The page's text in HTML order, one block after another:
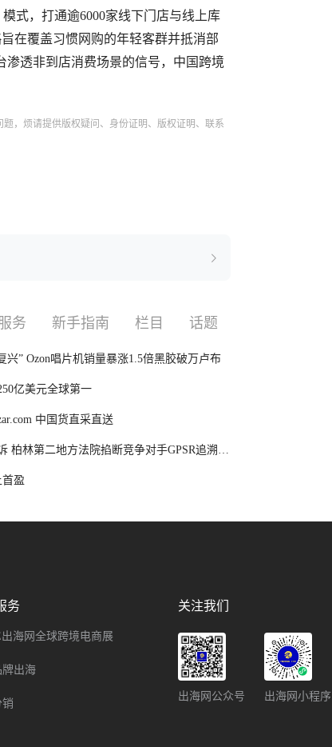
式，打通逾6000家线下门店与线上库
在覆盖习惯网购的年轻客群并抵消部
透非到店消费场景的信号，中国跨境
，烦请提供版权疑问、身份证明、版权证明、联系
务 新手指南 栏目 话题
兴” Ozon唱片机销量暴涨1.5倍黑胶破万卢布
亿美元全球第一
中国货直采直送
柏林第二地方法院掐断竞争对手GPSR追溯禁
首盈
务
出海网全球跨境电商展
牌出海
销
关注我们
出海网公众号 出海网小程序